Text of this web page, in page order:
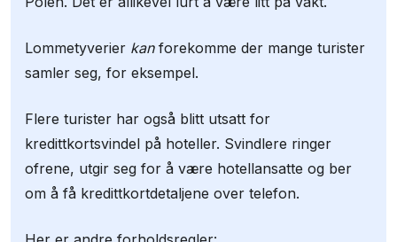
Lommetyverier kanforekomme der mange turister
samler seg, for eksempel.
Flere turister har også blitt utsatt for
kredittkortsvindel på hoteller. Svindlere ringer
ofrene, utgir seg for å være hotellansatte og ber
om å få kredittkortdetaljene over telefon.